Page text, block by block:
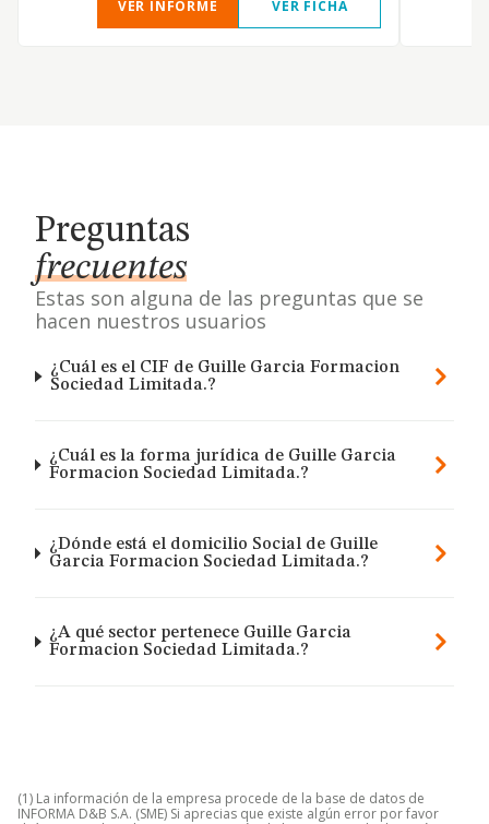
VER INFORME VER FICHA
Preguntas
frecuentes
Estas son alguna de las preguntas que se
hacen nuestros usuarios
¿Cuál es el CIF de Guille Garcia Formacion
Sociedad Limitada.?
¿Cuál es la forma jurídica de Guille Garcia
Formacion Sociedad Limitada.?
¿Dónde está el domicilio Social de Guille
Garcia Formacion Sociedad Limitada.?
¿A qué sector pertenece Guille Garcia
Formacion Sociedad Limitada.?
(1) La información de la empresa procede de la base de datos de
INFORMA D&B S.A. (SME) Si aprecias que existe algún error por favor